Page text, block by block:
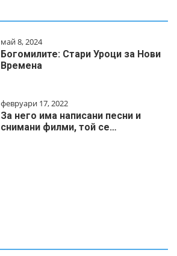
май 8, 2024
Богомилите: Стари Уроци за Нови
Времена
февруари 17, 2022
За него има написани песни и
снимани филми, той се…